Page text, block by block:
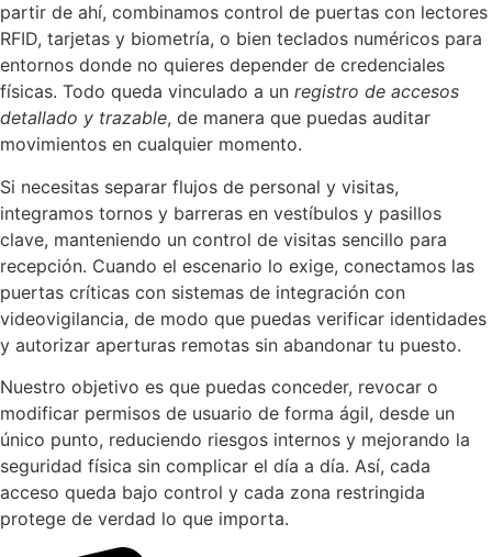
partir de ahí, combinamos control de puertas con lectores
RFID, tarjetas y biometría, o bien teclados numéricos para
entornos donde no quieres depender de credenciales
físicas. Todo queda vinculado a un registro de accesos
detallado y trazable, de manera que puedas auditar
movimientos en cualquier momento.
Si necesitas separar flujos de personal y visitas,
integramos tornos y barreras en vestíbulos y pasillos
clave, manteniendo un control de visitas sencillo para
recepción. Cuando el escenario lo exige, conectamos las
puertas críticas con sistemas de integración con
videovigilancia, de modo que puedas verificar identidades
y autorizar aperturas remotas sin abandonar tu puesto.
Nuestro objetivo es que puedas conceder, revocar o
modificar permisos de usuario de forma ágil, desde un
único punto, reduciendo riesgos internos y mejorando la
seguridad física sin complicar el día a día. Así, cada
acceso queda bajo control y cada zona restringida
protege de verdad lo que importa.